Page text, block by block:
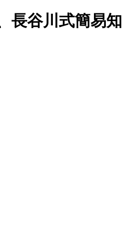
長谷川式簡易知